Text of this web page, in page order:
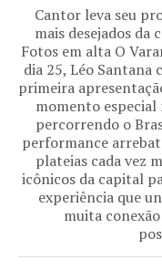
Cantor leva seu
mais desejados
Fotos em alta O
dia 25, Léo Santana
primeira
momento
percorrendo o
performance
plateias cada vez
icônicos da capital
experiência que
muita